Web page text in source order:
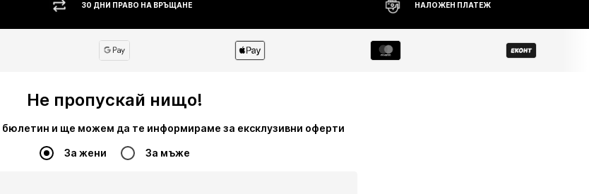
30 ДНИ ПРАВО НА ВРЪЩАНЕ НАЛОЖЕН ПЛАТЕЖ
Не пропускай нищо!
бюлетин и ще можем да те информираме за ексклузивни оферти
За жени За мъже